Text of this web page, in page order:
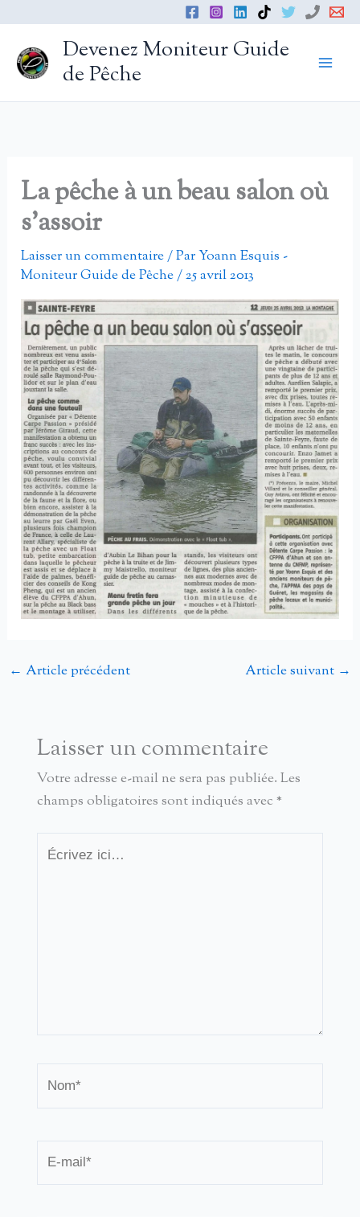
contenu
Devenez Moniteur Guide
de Pêche
La pêche à un beau salon où
s’assoir
Laisser un commentaire/ ParYoann Esquis -
Moniteur Guide de Pêche/25 avril 2013
← Article précédent Article suivant →
Laisser un commentaire
Votre adresse e-mail ne sera pas publiée. Les
champs obligatoires sont indiqués avec *
Écrivez
ici…